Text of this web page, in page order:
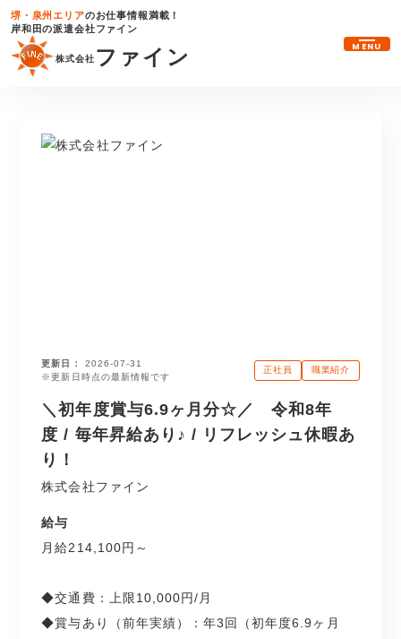
株式会社 ファイン
堺・泉州エリアのお仕事情報満載！
岸和田の派遣会社ファイン
MENU
更新日
2026-07-31
※更新日時点の最新情報です
正社員 職業紹介
＼初年度賞与6.9ヶ月分☆／ 令和8年
度 / 毎年昇給あり♪ / リフレッシュ休暇あ
り！
株式会社ファイン
給与
月給214,100円～
◆交通費：上限10,000円/月
◆賞与あり（前年実績）：年3回（初年度6.9ヶ月